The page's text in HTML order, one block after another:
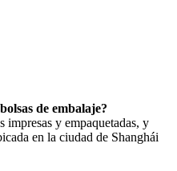
de embalaje?
impresas y empaquetadas, y
en la ciudad de Shanghái